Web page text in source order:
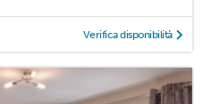
Verifica disponibilità